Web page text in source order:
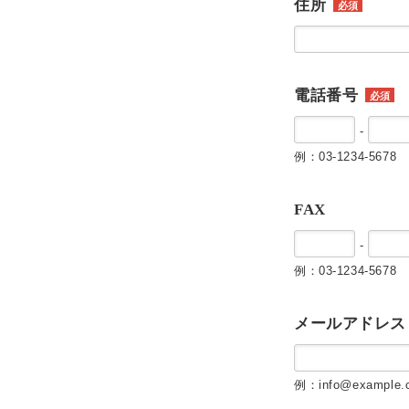
住所 必須
電話番号 必須
-
例：03-1234-5678
FAX
-
例：03-1234-5678
メールアドレス
例：